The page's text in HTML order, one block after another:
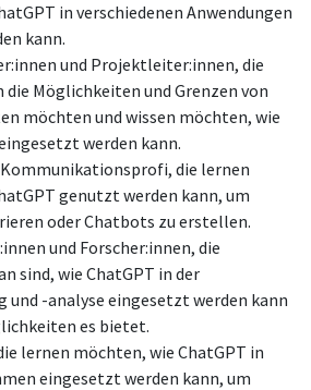
in verschiedenen Anwendungen
kann.
und Projektleiter:innen, die
die Möglichkeiten und Grenzen von
möchten und wissen möchten, wie
werden kann.
die lernen
genutzt werden kann, um
oder Chatbots zu erstellen.
und Forscher:innen, die
sind, wie ChatGPT in der
und -analyse eingesetzt werden kann
es bietet.
lernen möchten, wie ChatGPT in
eingesetzt werden kann, um